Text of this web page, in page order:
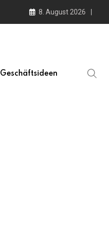
8. August 2026
Geschäftsideen